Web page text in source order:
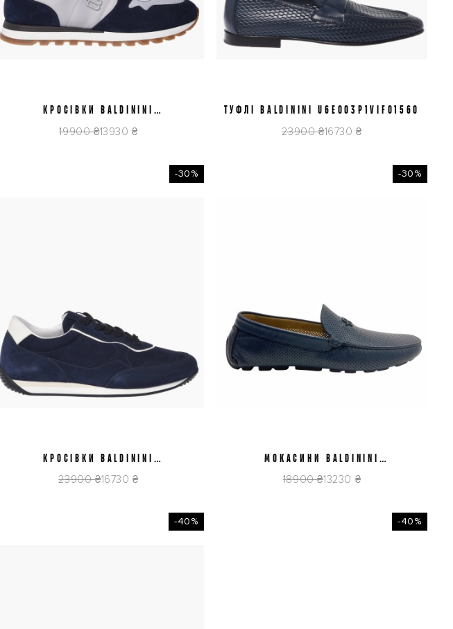
41 42
КРОСІВКИ BALDININI
19900 ₴13930 ₴
42 4345
ТУФЛІ BALDININI U6E003P1VIFO1560
23900 ₴16730 ₴
-30%
41,5434445
КРОСІВКИ BALDININI
23900 ₴16730 ₴
-30%
42
МОКАСИНИ BALDININI
18900 ₴13230 ₴
-40% -40%